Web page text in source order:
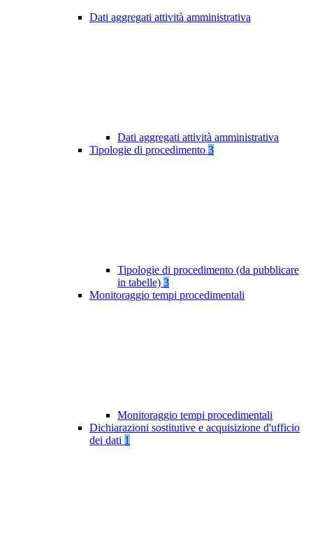
Dati aggregati attività amministrativa
Dati aggregati attività amministrativa
Tipologie di procedimento 3
Tipologie di procedimento (da pubblicare
in tabelle) 3
Monitoraggio tempi procedimentali
Monitoraggio tempi procedimentali
Dichiarazioni sostitutive e acquisizione d'ufficio
dei dati 1